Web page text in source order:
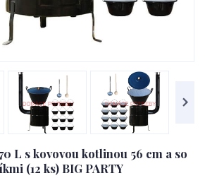
L s kovovou kotlinou 56 cm a so
(12 ks) BIG PARTY